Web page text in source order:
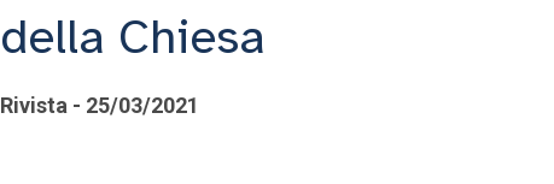
della Chiesa
Rivista - 25/03/2021